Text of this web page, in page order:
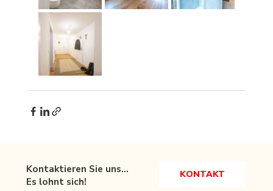
Kontaktieren Sie uns...
Es lohnt sich!
KONTAKT